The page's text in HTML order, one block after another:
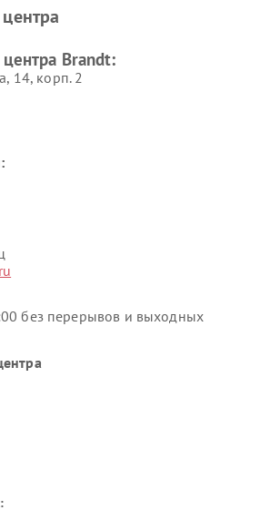
Brandt:
14, корп. 2
без перерывов и выходных